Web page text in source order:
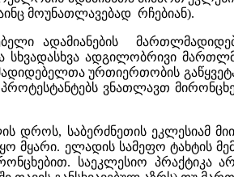
მოუნათლავებად რჩებიან).
ადამიანების
ადგილობრივი
ურთიერთობის
ვნათლავთ
დროს, საბერძნეთის ეკლესიამ
მყარი. ელადის სამეფო
საეკლესიო